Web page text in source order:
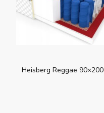
Heisberg Reggae 90×200